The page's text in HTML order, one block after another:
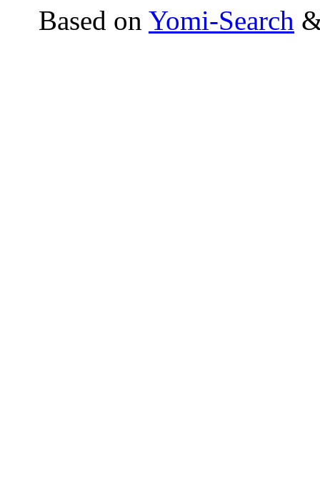
Based on Yomi-Search